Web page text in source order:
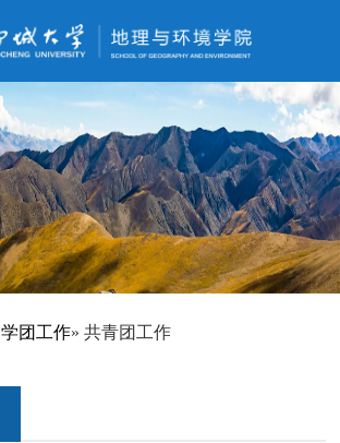
学团工作» 共青团工作